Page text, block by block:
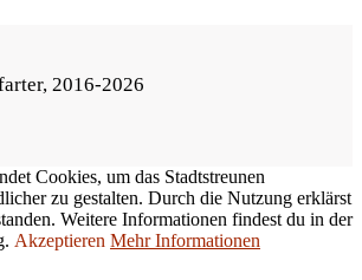
2016-2026
Cookies, um das Stadtstreunen
zu gestalten. Durch die Nutzung erklärst
Weitere Informationen findest du in der
Akzeptieren Mehr Informationen